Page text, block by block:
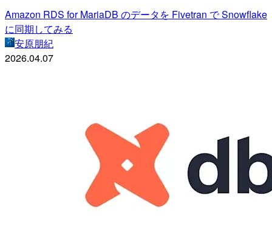
Amazon RDS for MariaDB のデータを Fivetran で Snowflake
に同期してみる
安原朋紀
2026.04.07